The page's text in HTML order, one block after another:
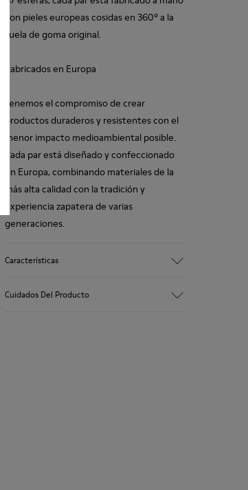
con pieles europeas cosidas en 360º a la
suela de goma original.
Fabricados en Europa
Tenemos el compromiso de crear
productos duraderos y resistentes con el
menor impacto medioambiental posible.
Cada par está diseñado y confeccionado
en Europa, combinando materiales de la
más alta calidad con la tradición y
experiencia zapatera de varias
generaciones.
Características
Cuidados Del Producto